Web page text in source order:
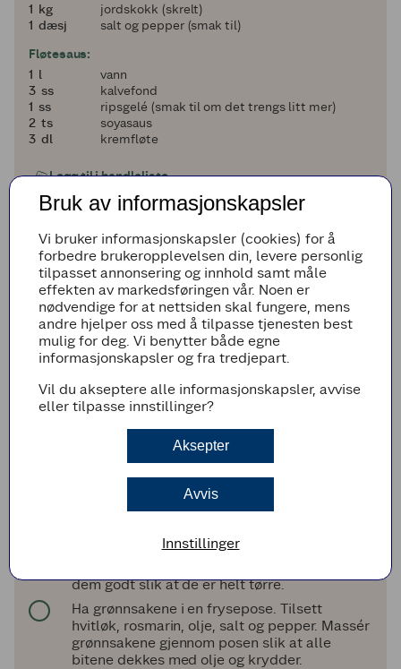
11 kg
jordskokk (skrelt)
11 dæsj
salt og pepper (smak til)
Fløtesaus:
11 l
vann
3
3 ss
kalvefond
11 ss
ripsgelé (smak til om det trengs litt mer)
2
2 ts
soyasaus
3
3 dl kremfløte
Legg til i handleliste
Fremgangsmetode
Lam
Salt og pepre lammekjøttet. Brun
kjøttstykket i pannen med smør, olje og
rosmarin.
Etterstek i ovnen i ca. 20 minutter på 130
grader til kjøttet har en kjernetemperatur på
Ta ut kjøttet og la det hvile minimum 15
minutter før du skjærer det i delikate stykker.
Ovnsbakte rotgrønnsaker
Skrubb grønnsakene. Det er bare selleriroten
dem godt slik at de er helt tørre.
Ha grønnsakene i en frysepose. Tilsett
hvitløk, rosmarin, olje, salt og pepper. Massér
grønnsakene gjennom posen slik at alle
bitene dekkes med olje og krydder.
Bruk av informasjonskapsler
Vi bruker informasjonskapsler (cookies) for å
forbedre brukeropplevelsen din, levere personlig
tilpasset annonsering og innhold samt måle
effekten av markedsføringen vår. Noen er
nødvendige for at nettsiden skal fungere, mens
andre hjelper oss med å tilpasse tjenesten best
mulig for deg. Vi benytter både egne
informasjonskapsler og fra tredjepart.
Vil du akseptere alle informasjonskapsler, avvise
eller tilpasse innstillinger?
Aksepter
Avvis
Innstillinger